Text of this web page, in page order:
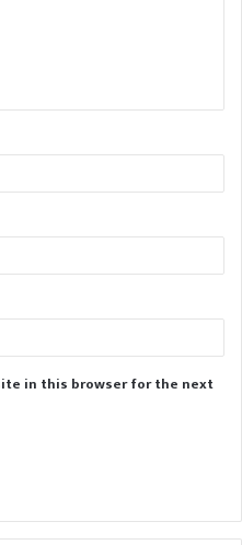
in this browser for the next